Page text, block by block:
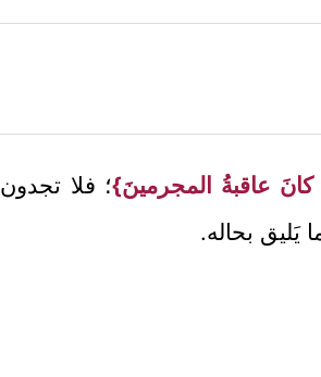
عاقبةُ المجرمينَ}؛ فلا تجدون
يَليق بحاله.